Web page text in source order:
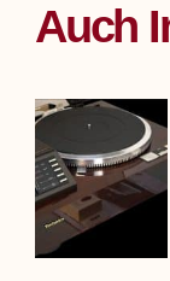
Auch